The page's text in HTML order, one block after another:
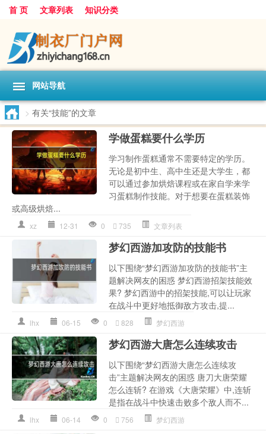
首 页 文章列表 知识分类
网站导航
> 有关“技能”的文章
学做蛋糕要什么学历
学习制作蛋糕通常不需要特定的学历。
无论是初中生、高中生还是大学生，都
可以通过参加烘焙课程或在家自学来学
习蛋糕制作技能。对于想要在蛋糕装饰
或高级烘焙...
xz 12-31 0 735 文章列表
梦幻西游加攻防的技能书
以下围绕“梦幻西游加攻防的技能书”主
题解决网友的困惑 梦幻西游招架技能效
果? 梦幻西游中的招架技能,可以让玩家
在战斗中更好地抵御敌方攻击,提...
lhx 06-15 0 828 梦幻西游
梦幻西游大唐怎么连续攻击
以下围绕“梦幻西游大唐怎么连续攻
击”主题解决网友的困惑 唐刀大唐荣耀
怎么连斩? 在游戏《大唐荣耀》中,连斩
是指在战斗中快速击败多个敌人而不...
lhx 06-14 0 756 梦幻西游